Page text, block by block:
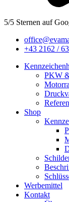
5/5 Sternen auf
+43 2162 /
PKW
Shop
Werbemittel
Kontakt